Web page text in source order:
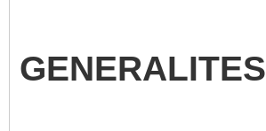
GENERALITES